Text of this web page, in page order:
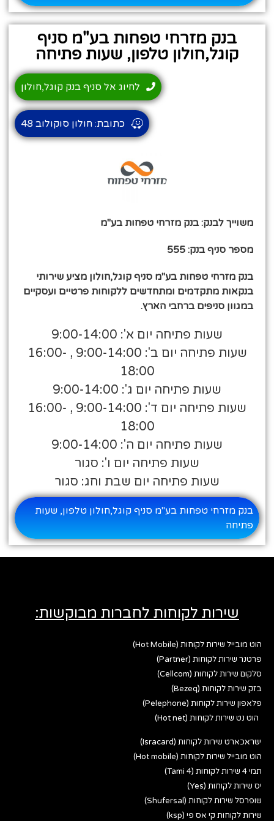
בנק מזרחי טפחות בע"מ סניף
קוגל,חולון טלפון, שעות פתיחה
משוייך לבנק: בנק מזרחי טפחות בע"מ
מספר סניף בנק: 555
בנק מזרחי טפחות בע"מ סניף קוגל,חולון מציע שירותי
בנקאות מתקדמים ומתחדשים ללקוחות פרטיים ועסקיים
במגוון סניפים ברחבי הארץ.
שעות פתיחה יום א': 9:00-14:00
שעות פתיחה יום ב': 9:00-14:00 , 16:00-
18:00
שעות פתיחה יום ג': 9:00-14:00
שעות פתיחה יום ד': 9:00-14:00 , 16:00-
18:00
שעות פתיחה יום ה': 9:00-14:00
שעות פתיחה יום ו': סגור
שעות פתיחה יום שבת וחג: סגור
לחיוג אל סניף בנק קוגל,חולון
כתובת: חולון סוקולוב 48
בנק מזרחי טפחות בע"מ סניף קוגל,חולון טלפון, שעות
פתיחה
שירות לקוחות לחברות מבוקשות:
הוט מובייל שירות לקוחות (Hot Mobile)
פרטנר שירות לקוחות (Partner)
סלקום שירות לקוחות (Cellcom)
בזק שירות לקוחות (Bezeq)
פלאפון שירות לקוחות (Pelephone)
הוט נט שירות לקוחות (Hot net)
ישראכארט שירות לקוחות (Isracard)
הוט מובייל שירות לקוחות (Hot mobile)
תמי 4 שירות לקוחות (Tami 4)
יס שירות לקוחות (Yes)
שופרסל שירות לקוחות (Shufersal)
שירות לקוחות קי אס פי (ksp)